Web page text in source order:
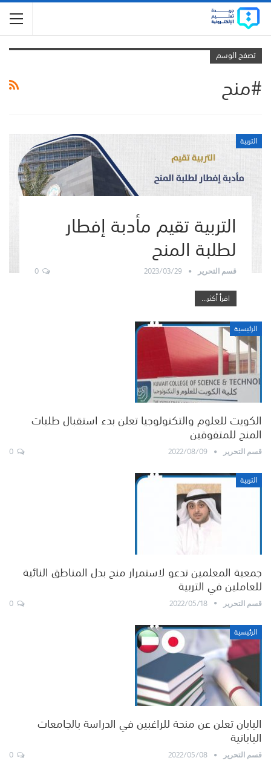
تصفح الوسم
#منح
التربية
التربية تقيم مأدبة إفطار
لطلبة المنح
قسم التحرير 2023/03/29
0
اقرأ أكثر...
الرئيسية
الكويت للعلوم والتكنولوجيا تعلن بدء استقبال طلبات
المنح للمتفوقين
قسم التحرير 2022/08/09
التربية
جمعية المعلمين تدعو لاستمرار منح بدل المناطق النائية
للعاملين في التربية
قسم التحرير 2022/05/18
الرئيسية
اليابان تعلن عن منحة للراغبين في الدراسة بالجامعات
اليابانية
قسم التحرير 2022/05/08